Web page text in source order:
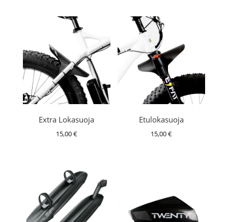
Extra Lokasuoja
15,00€
Etulokasuoja
15,00€